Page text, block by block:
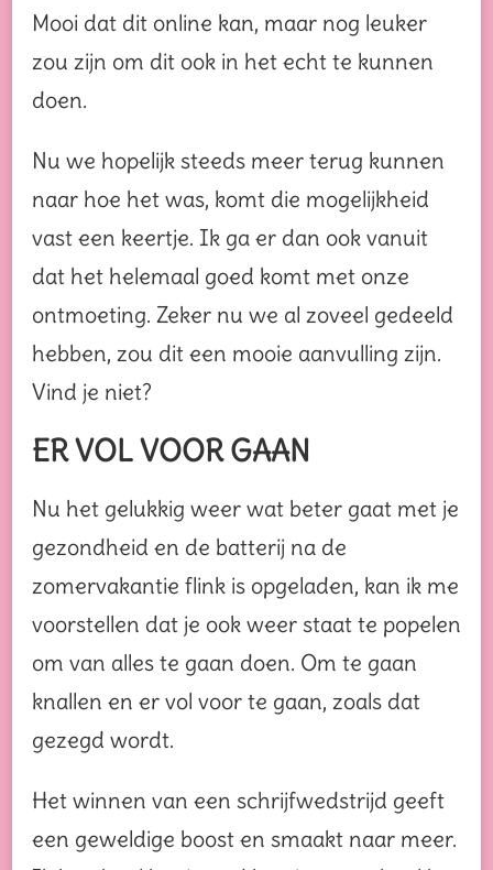
Mooi dat dit online kan, maar nog leuker
zou zijn om dit ook in het echt te kunnen
doen.
Nu we hopelijk steeds meer terug kunnen
naar hoe het was, komt die mogelijkheid
vast een keertje. Ik ga er dan ook vanuit
dat het helemaal goed komt met onze
ontmoeting. Zeker nu we al zoveel gedeeld
hebben, zou dit een mooie aanvulling zijn.
Vind je niet?
ER VOL VOOR GAAN
Nu het gelukkig weer wat beter gaat met je
gezondheid en de batterij na de
zomervakantie flink is opgeladen, kan ik me
voorstellen dat je ook weer staat te popelen
om van alles te gaan doen. Om te gaan
knallen en er vol voor te gaan, zoals dat
gezegd wordt.
Het winnen van een schrijfwedstrijd geeft
een geweldige boost en smaakt naar meer.